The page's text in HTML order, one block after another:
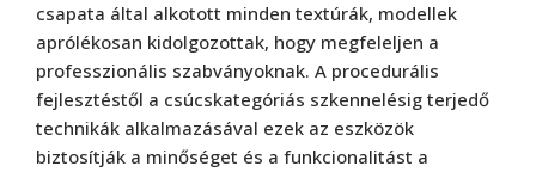
csapata által alkotott minden textúrák, modellek
aprólékosan kidolgozottak, hogy megfeleljen a
professzionális szabványoknak. A procedurális
fejlesztéstől a csúcskategóriás szkennelésig terjedő
technikák alkalmazásával ezek az eszközök
biztosítják a minőséget és a funkcionalitást a